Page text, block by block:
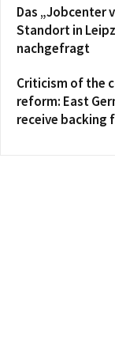
Das „Jobcenter
Standort in
nachgefragt
Criticism of the
reform: East
receive backing